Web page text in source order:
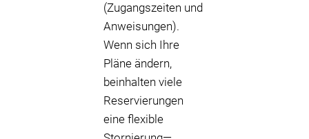
(Zugangszeiten und
Anweisungen).
Wenn sich Ihre
Pläne ändern,
beinhalten viele
Reservierungen
eine flexible